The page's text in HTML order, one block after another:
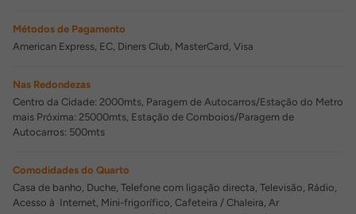
Métodos de Pagamento
American Express, EC, Diners Club, MasterCard, Visa
Nas Redondezas
Centro da Cidade: 2000mts, Paragem de Autocarros/Estação do Metro
mais Próxima: 25000mts, Estação de Comboios/Paragem de
Autocarros: 500mts
Comodidades do Quarto
Casa de banho, Duche, Telefone com ligação directa, Televisão, Rádio,
Acesso à Internet, Mini-frigorífico, Cafeteira / Chaleira, Ar